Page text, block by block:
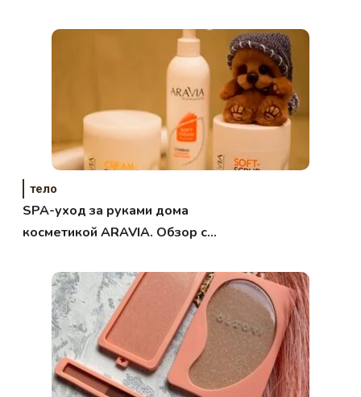
тело
SPA-уход за руками дома
косметикой ARAVIA. Обзор с